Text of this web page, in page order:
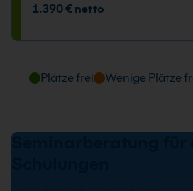
Veranstaltungsort
23.11. - 25.11.2026
1.390 € netto
Plätze frei Wenige Plätze
Seminarberatung für